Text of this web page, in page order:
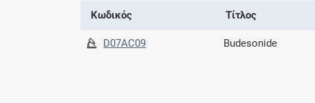
Κωδικός Τίτλος
D07AC09 Budesonide